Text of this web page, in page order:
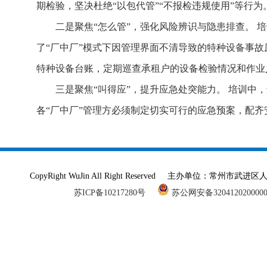
期检验，坚决杜绝“以包代管”“不报检违规使用”等行为
二是聚焦“怎么管”，强化风险辨识与隐患排查。
了“厂中厂”模式下因管理界面不清导致的特种设备事
特种设备台账，定期巡查承租户的设备检验情况和作
三是聚焦“叫得应”，提升应急处突能力。 培训中
各“厂中厂”管理方必须制定切实可行的应急预案，配
CopyRight WuJin All Right Reserved 主办单位：常州市武进
苏ICP备10217280号
苏公网安备